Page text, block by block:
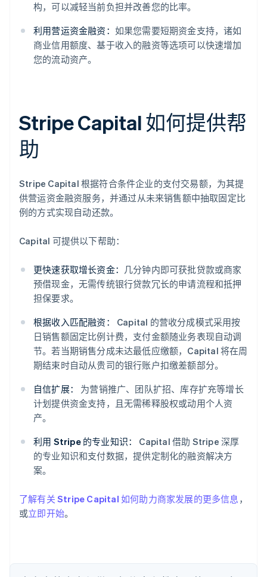
构，可以减轻当前负担并改善您的比率。
利用营运资金融资： 如果您需要短期资金支持，诸如
商业信用额度、基于收入的融资等选项可以快速增加
您的流动资产。
Stripe Capital 如何提供帮
助
Stripe Capital 根据符合条件企业的支付交易额，为其提
供营运资金融资服务，并通过从未来销售额中抽取固定比
例的方式实现自动还款。
Capital 可提供以下帮助：
更快速获取增长资金： 几分钟内即可获批贷款或商家
预借现金，无需传统银行贷款冗长的申请流程和抵押
担保要求。
根据收入匹配融资：
Capital 的营收分成模式采用按
日销售额固定比例计费，支付金额随业务表现自动调
节。若当期销售分成未达最低应缴额，Capital 将在周
期结束时自动从贵司的银行账户扣缴差额部分。
自信扩展：
为营销推广、团队扩招、库存扩充等增长
计划提供资金支持，且无需稀释股权或动用个人资
产。
利用 Stripe 的专业知识：
Capital 借助 Stripe 深厚
的专业知识和支付数据，提供定制化的融资解决方
案。
了解有关 Stripe Capital 如何助力商家发展的更多信息 ，
或立即开始。
阿联酋
爱尔兰
English
爱沙尼亚
English
奥地利
Deutsch English
澳大利亚
English
PortuguêsEnglish
保加利亚
English